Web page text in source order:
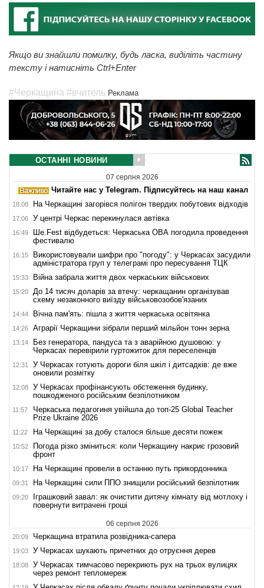
Якщо ви знайшли помилку, будь ласка, виділіть частину
тексту і натисніть Ctrl+Enter
#Черкащина #вчитель Реклама
ОСТАННІ НОВИНИ
07 серпня 2026
Читайте нас у Telegram. Підписуйтесь на наш канал
18:08 На Черкащині загорівся полігон твердих побутових відходів
17:06 У центрі Черкас перекинулася автівка
16:49
Ше.Fest відбудеться: Черкаська ОВА погодила проведення
фестивалю
16:15
Використовували шифри про "погоду": у Черкасах засудили
адміністратора груп у телеграмі про пересування ТЦК
15:33 Війна забрала життя двох черкаських військових
15:20
До 14 тисяч доларів за втечу: черкащанин організував
схему незаконного виїзду військовозобов'язаних
14:44 Вічна пам'ять: пішла з життя черкаська освітянка
14:26 Аграрії Черкащини зібрали перший мільйон тонн зерна
13:14
Без генератора, пандуса та з аварійною душовою: у
Черкасах перевірили гуртожиток для переселенців
12:31
У Черкасах готують дороги біля шкіл і дитсадків: де вже
оновили розмітку
12:08
У Черкасах профінансують обстеження будинку,
пошкодженого російським безпілотником
11:57
Черкаська педагогиня увійшла до топ-25 Global Teacher
Prize Ukraine 2026
11:22 На Черкащині за добу сталося більше десяти пожеж
10:52
Погода різко зміниться: коли Черкащину накриє грозовий
фронт
10:17 На Черкащині провели в останню путь прикордонника
09:31 На Черкащині сили ППО знищили російський безпілотник
09:20
Іграшковий завал: як очистити дитячу кімнату від мотлоху і
повернути витрачені гроші
06 серпня 2026
20:09 Черкащина втратила розвідника-сапера
19:03 У Черкасах шукають причетних до отруєння дерев
18:08
У Черкасах тимчасово перекриють рух на трьох вулицях
через ремонт тепломереж